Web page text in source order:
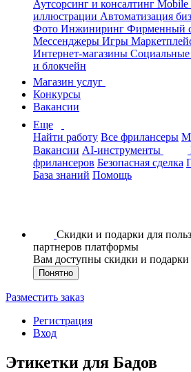
Аутсорсинг и консалтинг Mobile
иллюстрации Автоматизация
Фото Инжиниринг Фирменный
Мессенджеры Игры
Интернет-магазины Социальные
и блокчейн
Магазин услуг
Конкурсы
Вакансии
Еще
Найти работу Все фрилансеры
Вакансии AI-инструменты
фрилансеров Безопасная сделка
База знаний Помощь
Скидки и подарки для
партнеров платформы
Вам доступны скидки и подарки
Понятно
Разместить заказ
Регистрация
Вход
Этикетки для Бадов